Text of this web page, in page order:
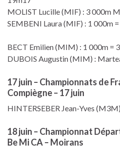
MOLIST Lucille (MIF) : 3 000m
SEMBENI Laura (MIF) : 1 000m =
BECT Emilien (MIM) : 1 000m =
DUBOIS Augustin (MIM) :
17 juin – Championnats de
Compiègne – 17 juin
HINTERSEBER Jean-Yves
18 juin – Championnat
Be Mi CA – Moirans